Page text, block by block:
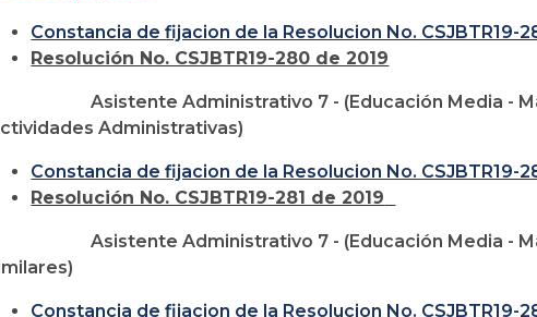
Constancia de fijacion de la Resolucion No. CSJBTR19-
Resolución No. CSJBTR19-280 de 2019
Asistente Administrativo 7 - (Educación Media -
Administrativas)
Constancia de fijacion de la Resolucion No. CSJBTR19-
Resolución No. CSJBTR19-281 de 2019
Asistente Administrativo 7 - (Educación Media -
Constancia de fijacion de la Resolucion No. CSJBTR19-